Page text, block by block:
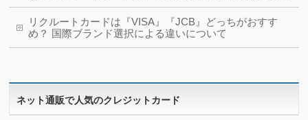
リクルートカードは『VISA』『JCB』どっちがおすす
め？ 国際ブランド選択による違いについて
ネット通販で人気のクレジットカード